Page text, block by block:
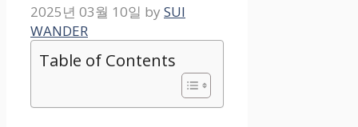
2025년 03월 10일 by SUI
WANDER
Table of Contents